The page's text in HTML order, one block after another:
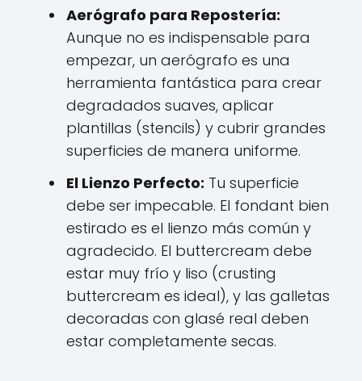
Aerógrafo para Repostería:
Aunque no es indispensable para
empezar, un aerógrafo es una
herramienta fantástica para crear
degradados suaves, aplicar
plantillas (stencils) y cubrir grandes
superficies de manera uniforme.
El Lienzo Perfecto: Tu superficie
debe ser impecable. El fondant bien
estirado es el lienzo más común y
agradecido. El buttercream debe
estar muy frío y liso (crusting
buttercream es ideal), y las galletas
decoradas con glasé real deben
estar completamente secas.